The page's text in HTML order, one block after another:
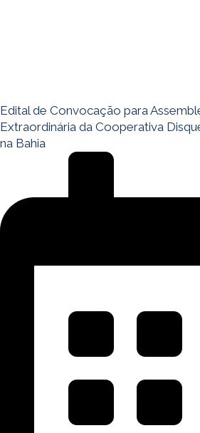
Edital de Convocação para
Extraordinária da Cooperativa
na Bahia